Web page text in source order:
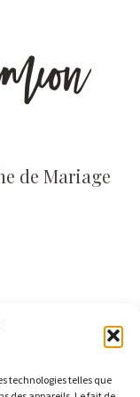
technologies telles que
de Mariage